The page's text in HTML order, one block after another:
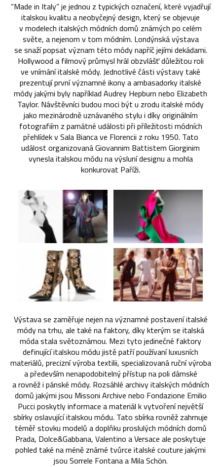
“Made in Italy” je jednou z typických označení, které vyjadřují
italskou kvalitu a neobyčejný design, který se objevuje
v modelech italských módních domů známých po celém
světe, a nejenom v tom módním. Londýnská výstava
se snaží popsat význam této módy napříč jejími dekádami.
Hollywood a filmový průmysl hrál obzvlášť důležitou roli
ve vnímání italské módy. Jednotlivé části výstavy také
prezentují první významné ikony a ambasadorky italské
módy jakými byly například Audrey Hepburn nebo Elizabeth
Taylor. Návštěvníci budou moci být u zrodu italské módy
jako mezinárodně uznávaného stylu i díky originálním
fotografiím z památné události při příležitosti módních
přehlídek v Sala Bianca ve Florencii z roku 1950. Tato
událost organizovaná Giovannim Battistem Giorginim
vynesla italskou módu na výsluní designu a mohla
konkurovat Paříži.
Výstava se zaměřuje nejen na významné postavení italské
módy na trhu, ale také na faktory, díky kterým se italská
móda stala světoznámou. Mezi tyto jedinečné faktory
definující italskou módu jistě patří používaní luxusních
materiálů, precizní výroba textilii, specializovaná ruční výroba
a především nenapodobitelný přístup na poli dámské
a rovněž i pánské módy. Rozsáhlé archivy italských módních
domů jakými jsou Missoni Archive nebo Fondazione Emilio
Pucci poskytly informace a materiál k vytvoření největší
sbírky oslavující italskou módu. Tato sbírka rovněž zahrnuje
téměř stovku modelů a doplňku proslulých módních domů
Prada, Dolce&Gabbana, Valentino a Versace ale poskytuje
pohled také na méně známé tvůrce italské couture jakými
jsou Sorrele Fontana a Mila Schön.